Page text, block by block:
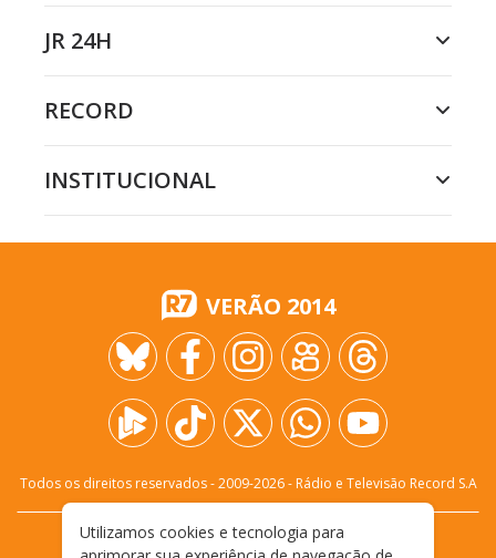
JR 24H
RECORD
INSTITUCIONAL
VERÃO 2014
Todos os direitos reservados - 2009-2026- Rádio e Televisão Record S.A
FALE CONOSCO PRIVACIDADE
Utilizamos cookies e tecnologia para